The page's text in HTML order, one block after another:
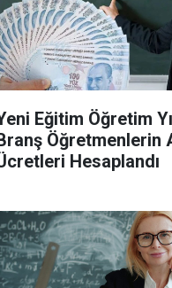
Eğitim Öğretim
Öğretmenlerin
Hesaplandı